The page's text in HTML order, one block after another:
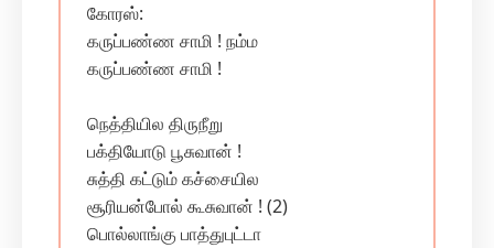
கோரஸ்:
கருப்பண்ண சாமி ! நம்ம
கருப்பண்ண சாமி !
நெத்தியில திருநீறு
பக்தியோடு பூசுவான் !
சுத்தி கட்டும் கச்சையில
சூரியன்போல் கூசுவான் ! (2)
பொல்லாங்கு பாத்துபுட்டா